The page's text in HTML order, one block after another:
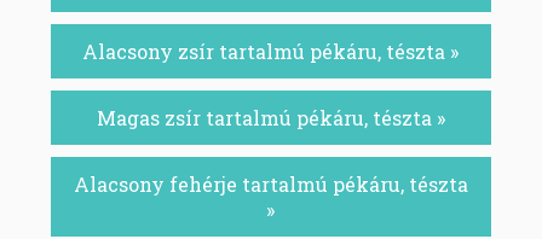
Alacsony zsír tartalmú pékáru, tészta »
Magas zsír tartalmú pékáru, tészta »
Alacsony fehérje tartalmú pékáru, tészta
»